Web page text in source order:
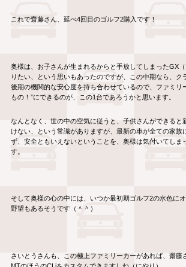
これで齋藤さん、延べ4回目のゴルフ2購入です！
奥様は、お子さんが生まれるからと手放してしまったGX
りたい、という思いもあったのですが、この中期なら、ク
後期の機関的な安心度を持ち合わせているので、ファミリ
もの！”にできるのが、この1台であろうかと思います。
なんとなく、世の中の空気に従うと、子供さんができると
けない、という常識がありますが、最新の車が全ての家族
ず、安全ともいえないということを、奥様は気付いてしま
す。
そして奥様の心の中には、いつか最初期ゴルフ2の水色に
野望もあるそうです（＾＾）
さいとうさんも、この極上ファミリーカーがあれば、齋藤